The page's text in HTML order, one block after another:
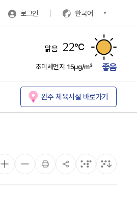
로그인 한국어
맑음 22℃
초미세먼지 15㎍/㎥ 좋음
완주 체육시설 바로가기